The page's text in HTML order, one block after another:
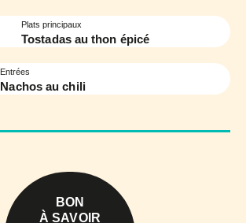
Plats principaux
Tostadas au thon épicé
Entrées
Nachos au chili
BON
À SAVOIR